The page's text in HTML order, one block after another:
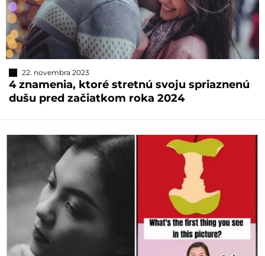
22. novembra 2023
4 znamenia, ktoré stretnú svoju spriaznenú
dušu pred začiatkom roka 2024